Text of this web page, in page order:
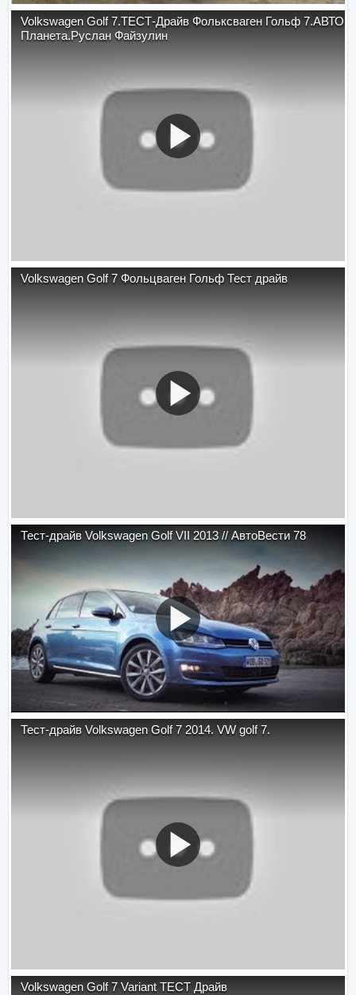
Volkswagen Golf 7.ТЕСТ-Драйв Фольксваген Гольф 7.АВТО
Планета.Руслан Файзулин
Volkswagen Golf 7 Фольцваген Гольф Тест драйв
Тест-драйв Volkswagen Golf VII 2013 // АвтоВести 78
Тест-драйв Volkswagen Golf 7 2014. VW golf 7.
Volkswagen Golf 7 Variant ТЕСТ Драйв